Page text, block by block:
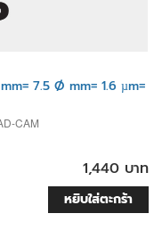
7.5 Ø mm= 1.6 µm=
CAM
1,440 บาท
หยิบใส่ตะกร้า